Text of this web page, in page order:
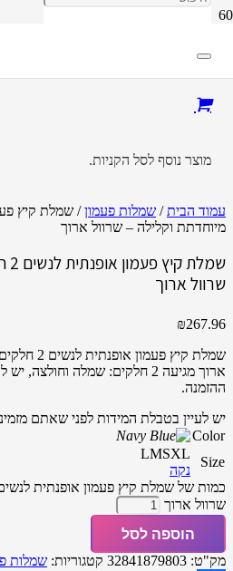
מוצר נוסף לסל הקניות.
עמוד הבית/ שמלות פעמון
מיוחדתת וקלילה – שרוול ארוך
שרוול ארוך
₪267.96
שמלת קיץ
ארוך מגיעה 2 חלקים: שמלה
ההזמנה.
יש לעיין בטבלת המידות לפני שאתם
Color
Size
LMSXL
נקה
שרוול ארוך
הוספה לסל
מק"ט: 32841879803 קטגוריות: שמלות